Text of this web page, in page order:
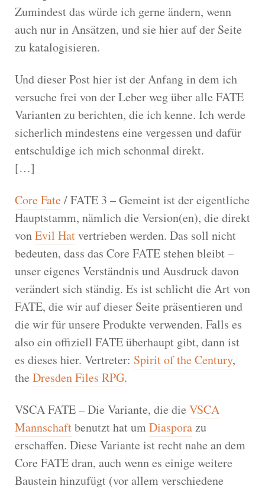
Zumindest das würde ich gerne ändern, wenn
auch nur in Ansätzen, und sie hier auf der Seite
zu katalogisieren.
Und dieser Post hier ist der Anfang in dem ich
versuche frei von der Leber weg über alle FATE
Varianten zu berichten, die ich kenne. Ich werde
sicherlich mindestens eine vergessen und dafür
entschuldige ich mich schonmal direkt.
[…]
Core Fate/ FATE 3 – Gemeint ist der eigentliche
Hauptstamm, nämlich die Version(en), die direkt
vonEvil Hatvertrieben werden. Das soll nicht
bedeuten, dass das Core FATE stehen bleibt –
unser eigenes Verständnis und Ausdruck davon
verändert sich ständig. Es ist schlicht die Art von
FATE, die wir auf dieser Seite präsentieren und
die wir für unsere Produkte verwenden. Falls es
also ein offiziell FATE überhaupt gibt, dann ist
es dieses hier. Vertreter: Spirit of the Century,
the Dresden Files RPG.
VSCA FATE – Die Variante, die die VSCA
Mannschaftbenutzt hat umDiasporazu
erschaffen. Diese Variante ist recht nahe an dem
Core FATE dran, auch wenn es einige weitere
Baustein hinzufügt (vor allem verschiedene